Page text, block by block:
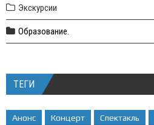
Экскурсии
Образование.
ТЕГИ
Анонс Концерт Спектакль